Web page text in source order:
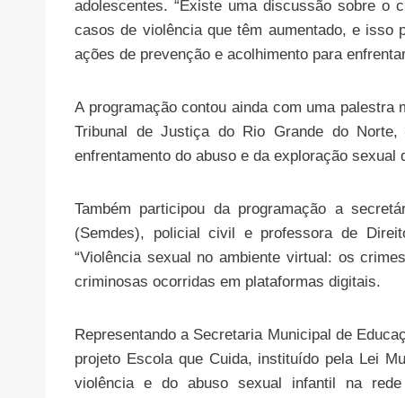
adolescentes. “Existe uma discussão sobre o
casos de violência que têm aumentado, e isso
ações de prevenção e acolhimento para
A programação contou ainda com uma
Tribunal de Justiça do Rio Grande do
enfrentamento do abuso e da exploração
Também participou da programação a
(Semdes), policial civil e professora de
“Violência sexual no ambiente virtual: os
criminosas ocorridas em plataformas digitais.
Representando a Secretaria Municipal de
projeto Escola que Cuida, instituído pela Lei
violência e do abuso sexual infantil na